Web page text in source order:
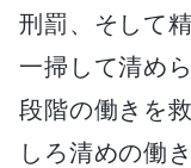
刑罰、そして
一掃して清め
段階の働きを
しろ清めの働